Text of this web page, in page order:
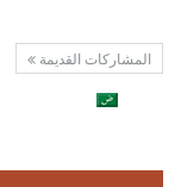
المشاركات القديمة